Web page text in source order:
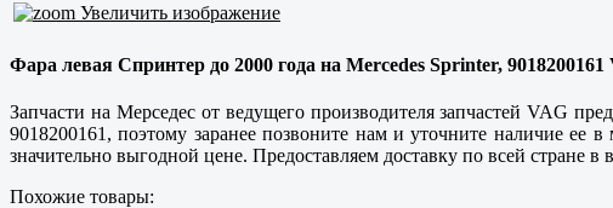
Увеличить изображение
Фара левая Спринтер до 2000 года на Mercedes Sprinter,
Запчасти на Мерседес от ведущего производителя запчастей VAG
9018200161, поэтому заранее позвоните нам и уточните наличие
значительно выгодной цене. Предоставляем доставку по всей стране
Похожие товары: